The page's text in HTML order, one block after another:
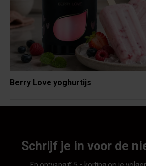
Berry Love yoghurtijs
Schrijf je in voor de